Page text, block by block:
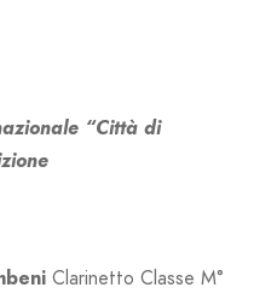
“Città di
Clarinetto Classe M°